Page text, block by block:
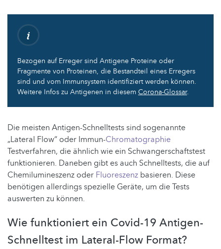
Bezogen auf Erreger sind Antigene Proteine oder
Fragmente von Proteinen, die Bestandteil eines Erregers
sind und vom Immunsystem identifiziert werden können.
Weitere Infos zu Antigenen in diesem Corona-Glossar.
Die meisten Antigen-Schnelltests sind sogenannte
„Lateral Flow“ oder Immun-Chromatographie
Testverfahren, die ähnlich wie ein Schwangerschaftstest
funktionieren. Daneben gibt es auch Schnelltests, die auf
Chemilumineszenz oder Fluoreszenz basieren. Diese
benötigen allerdings spezielle Geräte, um die Tests
auswerten zu können.
Wie funktioniert ein Covid-19 Antigen-
Schnelltest im Lateral-Flow Format?